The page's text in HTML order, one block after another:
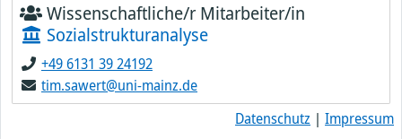
Wissenschaftliche/r Mitarbeiter/in
Sozialstrukturanalyse
+49 6131 39 24192
tim.sawert@uni-mainz.de
Datenschutz | Impressum